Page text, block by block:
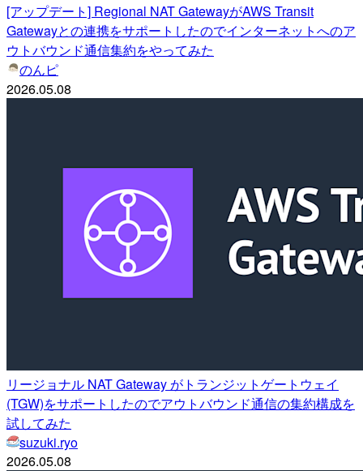
[アップデート] Regional NAT GatewayがAWS Transit
Gatewayとの連携をサポートしたのでインターネットへのア
ウトバウンド通信集約をやってみた
のんピ
2026.05.08
リージョナル NAT Gateway がトランジットゲートウェイ
(TGW)をサポートしたのでアウトバウンド通信の集約構成を
試してみた
suzuki.ryo
2026.05.08